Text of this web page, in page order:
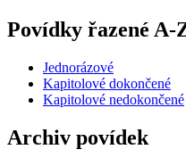
Povídky řazené A-
Jednorázové
Kapitolové dokončené
Kapitolové nedokončené
Archiv povídek